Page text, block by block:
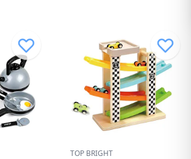
TOP BRIGHT